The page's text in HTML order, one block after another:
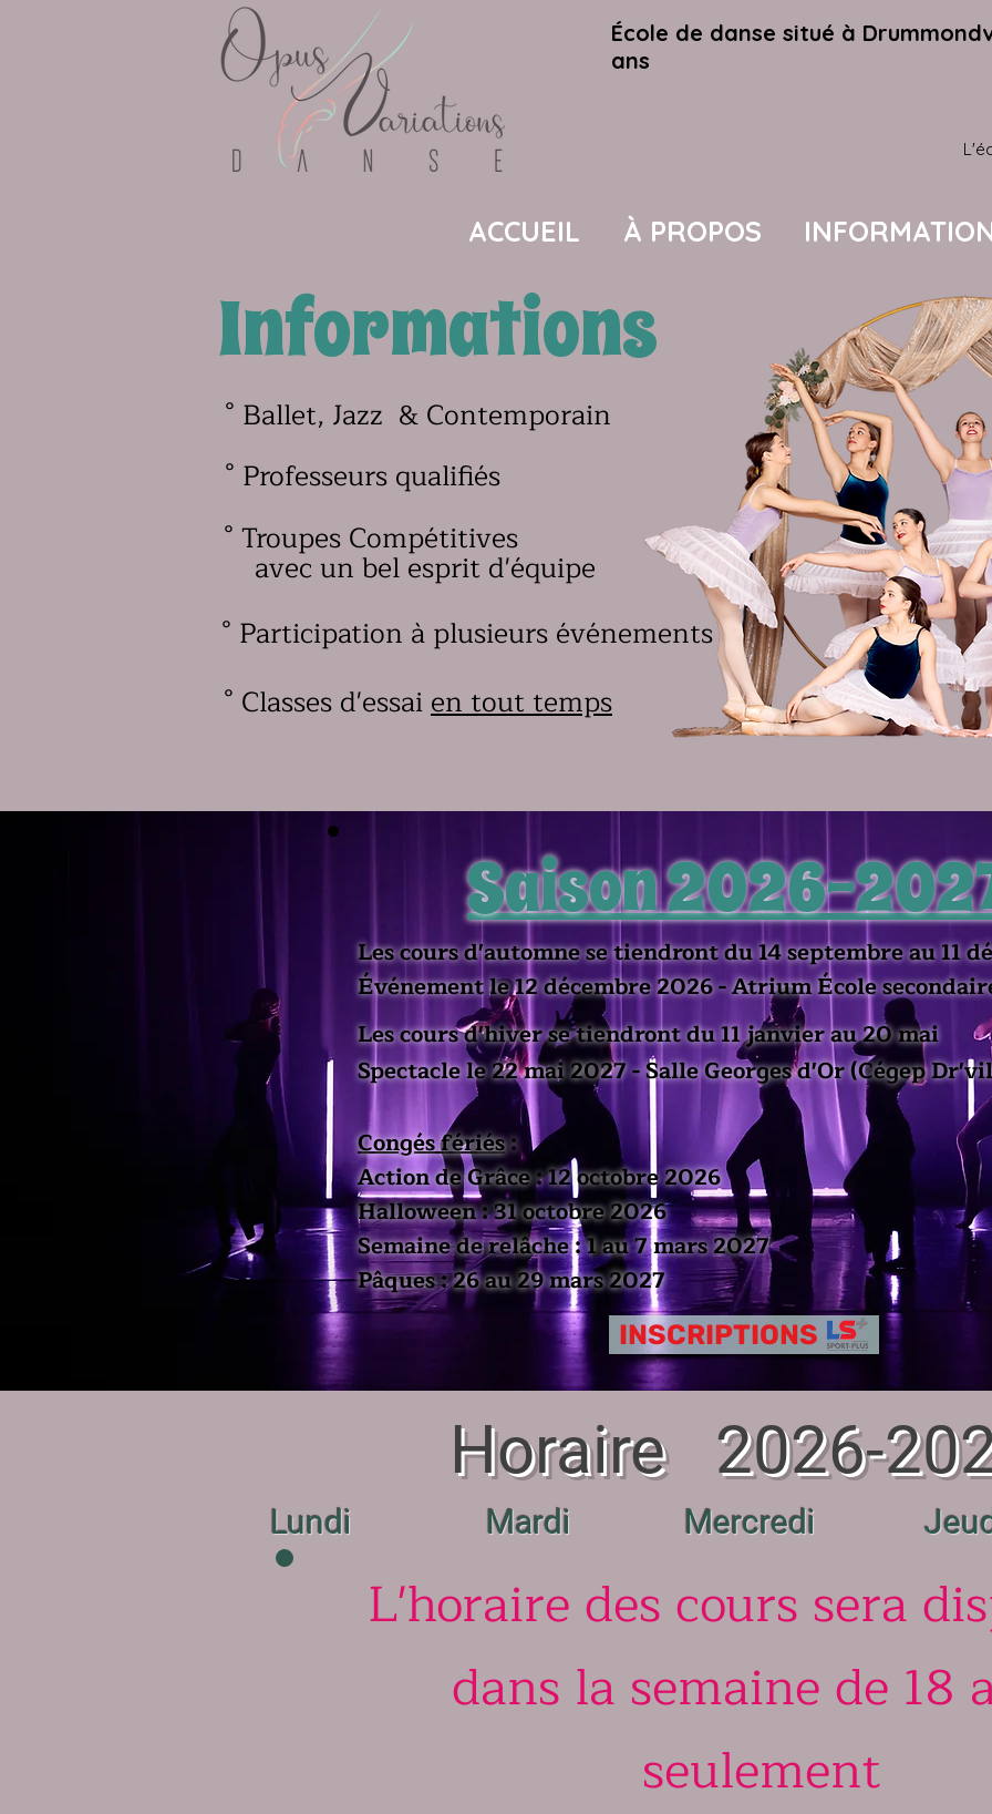
École de danse situé à
ans
ACCUEIL À PROPOS
Informations
° Classes d'essaien tout temps
° Ballet, Jazz & Contemporain
° Participation à plusieurs événements
° Troupes Compétitives
avec un bel esprit d'équipe
° Professeurs qualifiés
Saison 2026-
Les cours d'automne se tiendront du 14 septembre au 11
Événement le 12 décembre 2026 - Atrium École
Les cours d'hiver se tiendront du 11 janvier au 20 mai
Spectacle le 22 mai 2027 - Salle Georges d'Or (Cégep
Congés fériés:
Action de Grâce : 12 octobre 2026​
Halloween : 31 octobre 2026
Semaine de relâche : 1 au 7 mars 2027
​Pâques : 26 au 29 mars 2027
INSCRIPTIONS
Horaire 2026-
Lundi Mardi Mercredi
L'horaire des cours sera
dans la semaine de 18
seulement